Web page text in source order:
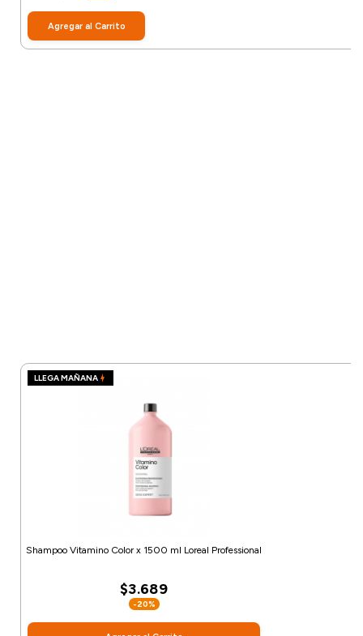
Agregar al Carrito
LLEGA MAÑANA
Shampoo Vitamino Color x 1500 ml Loreal Professional
$3.689
-20%